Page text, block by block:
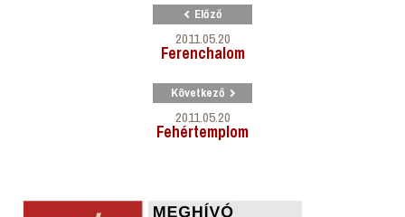
Előző
2011.05.20
Ferenchalom
Következő
2011.05.20
Fehértemplom